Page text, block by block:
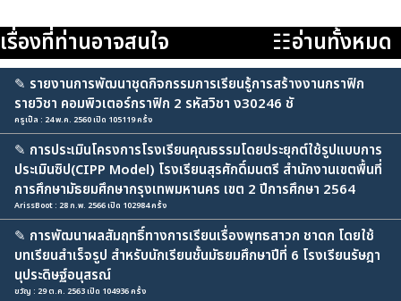
เรื่องที่ท่านอาจสนใจ ☷อ่านทั้งหมด
✎ รายงานการพัฒนาชุดกิจกรรมการเรียนรู้การสร้างงานกราฟิก
รายวิชา คอมพิวเตอร์กราฟิก 2 รหัสวิชา ง30246 ชั
ครูเปิ้ล : 24 พ.ค. 2560 เปิด 105119 ครั้ง
✎ การประเมินโครงการโรงเรียนคุณธรรมโดยประยุกต์ใช้รูปแบบการ
ประเมินซิป(CIPP Model) โรงเรียนสุรศักดิ์มนตรี สำนักงานเขตพื้นที่
การศึกษามัธยมศึกษากรุงเทพมหานคร เขต 2 ปีการศึกษา 2564
ArissBoot : 28 ก.พ. 2566 เปิด 102984 ครั้ง
✎ การพัฒนาผลสัมฤทธิ์ทางการเรียนเรื่องพุทธสาวก ชาดก โดยใช้
บทเรียนสำเร็จรูป สำหรับนักเรียนชั้นมัธยมศึกษาปีที่ 6 โรงเรียนรัษฎา
นุประดิษฐ์อนุสรณ์
ขวัญ : 29 ต.ค. 2563 เปิด 104936 ครั้ง